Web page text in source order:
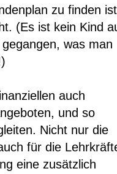
zu finden ist
(Es ist kein Kind
was man
auch
und so
Nicht nur die
für die
eine zusätzlich